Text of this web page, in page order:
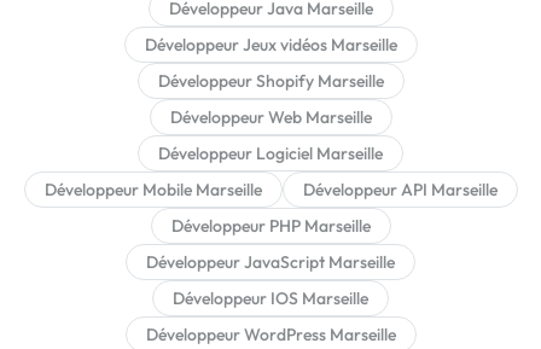
Développeur Java Marseille
Développeur Jeux vidéos Marseille
Développeur Shopify Marseille
Développeur Web Marseille
Développeur Logiciel Marseille
Développeur Mobile Marseille
Développeur API Marseille
Développeur PHP Marseille
Développeur JavaScript Marseille
Développeur IOS Marseille
Développeur WordPress Marseille